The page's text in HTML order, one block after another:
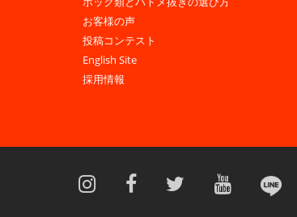
お客様の声
投稿コンテスト
English Site
採用情報